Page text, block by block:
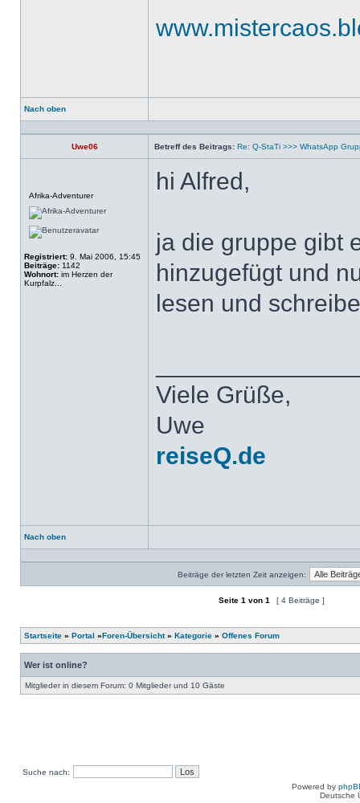
Nach oben
Profil
Uwe06 Betreff des Beitrags: Re: Q-StaTi >>> WhatsApp
Afrika-Adventurer
Registriert: 9. Mai 2006, 15:45
Beiträge: 1142
Wohnort: im Herzen der
Kurpfalz...
hi Alfred,
ja die gruppe gibt
hinzugefügt und
lesen und
Viele Grüße,
Uwe
reiseQ.de
Nach oben
Profil
Beiträge der letzten Zeit anzeigen:
Seite 1 von 1 [ 4 Beiträge ]
Startseite » Portal »Foren-Übersicht» Kategorie » Offenes Forum
Wer ist online?
Mitglieder in diesem Forum: 0 Mitglieder und 10 Gäste
Suche nach:
Powered by
Deutsche